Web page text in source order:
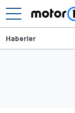
Haberler